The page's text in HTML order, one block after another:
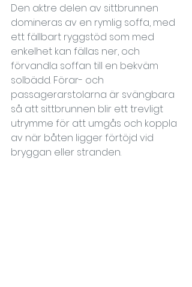
Den aktre delen av sittbrunnen
domineras av en rymlig soffa, med
ett fällbart ryggstöd som med
enkelhet kan fällas ner, och
förvandla soffan till en bekväm
solbädd. Förar- och
passagerarstolarna är svängbara
så att sittbrunnen blir ett trevligt
utrymme för att umgås och koppla
av när båten ligger förtöjd vid
bryggan eller stranden.